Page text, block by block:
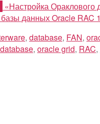
«Настройка Ораклового
базы данных Oracle RAC
, database, FAN,
, oracle grid, RAC,